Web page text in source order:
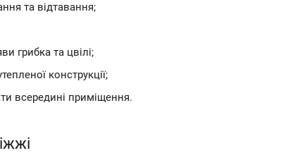
та відтавання;
грибка та цвілі;
конструкції;
всередині приміщення.